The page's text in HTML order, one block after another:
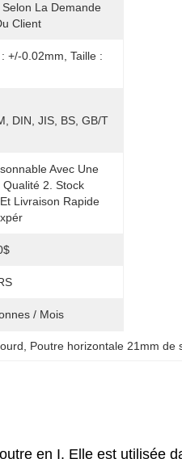
La Demande
Client
+/-0.02mm, Taille :
DIN, JIS, BS, GB/T
Avec Une
Qualité 2. Stock
Livraison Rapide
/ Mois
Poutre horizontale 21mm de
en I. Elle est utilisée